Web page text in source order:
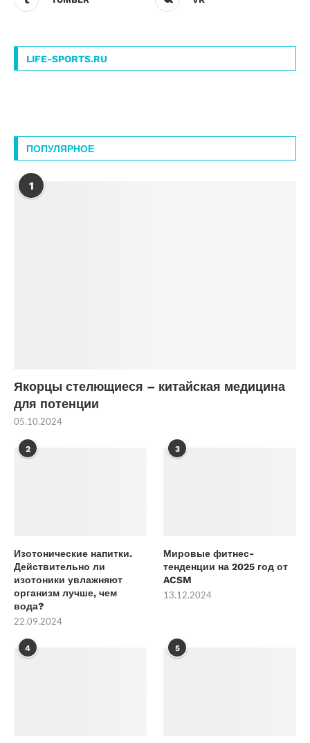
LIFE-SPORTS.RU
ПОПУЛЯРНОЕ
1
Якорцы стелющиеся – китайская медицина
для потенции
05.10.2024
2
Изотонические напитки.
Действительно ли
изотоники увлажняют
организм лучше, чем
вода?
22.09.2024
3
Мировые фитнес-
тенденции на 2025 год от
ACSM
13.12.2024
4 5